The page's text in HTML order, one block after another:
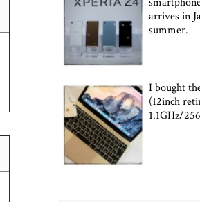
arrives in
summer.
I bought
(12inch
1.1GHz/